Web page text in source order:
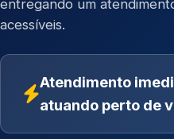
entregando um
acessíveis.
Atendimento
atuando perto de